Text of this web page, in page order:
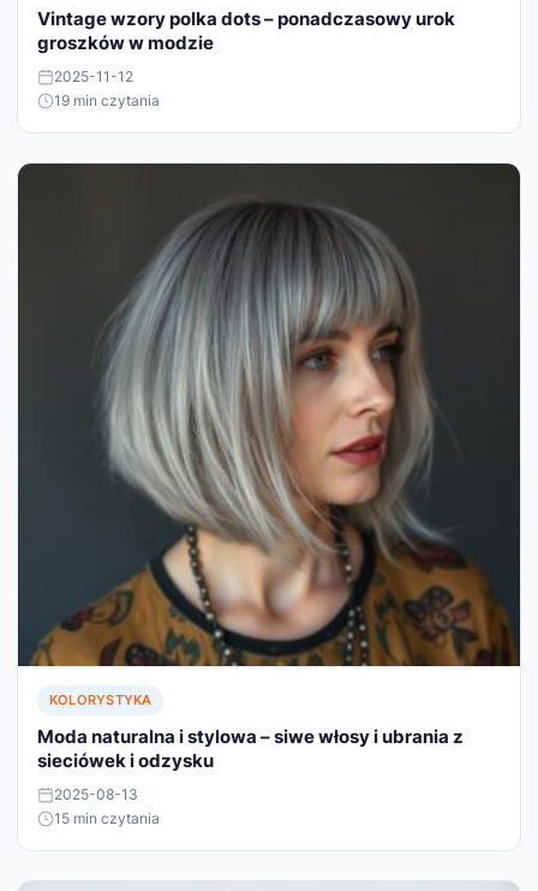
Vintage wzory polka dots – ponadczasowy urok
groszków w modzie
2025-11-12
19 min czytania
KOLORYSTYKA
Moda naturalna i stylowa – siwe włosy i ubrania z
sieciówek i odzysku
2025-08-13
15 min czytania